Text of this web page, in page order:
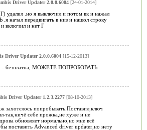
Driver Updater 2.0.0.6004[24-01-2014]
удалил .но я выключил и потом вк и нажал
.я начал передвигать в низ и нашол строку
и включил и нет Г
Driver Updater 2.0.0.6004[15-12-2013]
- безплатна, МОЖЕТЕ ПОПРОБОВАТЬ
Driver Updater 1.2.3.2277[08-10-2013]
захотелось попробывать.Поставил,ключ
так,ничё себе прожка,не хуже и не
обновляет нормально,но мне всё
бы поставить Аdvanced driver updater,но нету